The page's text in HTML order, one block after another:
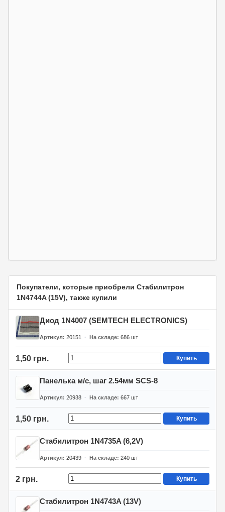
Покупатели, которые приобрели Стабилитрон
1N4744A (15V), также купили
Диод 1N4007 (SEMTECH ELECTRONICS)
Артикул 20151 На складе 686 шт
1,50 грн. Купить
Панелька м/с, шаг 2.54мм SCS-8
Артикул 20938 На складе 667 шт
1,50 грн. Купить
Стабилитрон 1N4735A (6,2V)
Артикул 20439 На складе 240 шт
2 грн. Купить
Стабилитрон 1N4743A (13V)